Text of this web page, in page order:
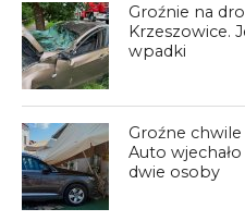
Groźnie na
Krzeszowice.
wpadki
Groźne
Auto
dwie osoby